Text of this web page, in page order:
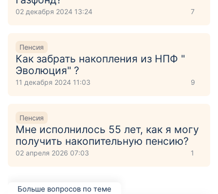
02 декабря 2024 13:24 7
Пенсия
Как забрать накопления из НПФ "
Эволюция" ?
11 декабря 2024 11:03 9
Пенсия
Мне исполнилось 55 лет, как я могу
получить накопительную пенсию?
02 апреля 2026 07:03 1
Больше вопросов по теме